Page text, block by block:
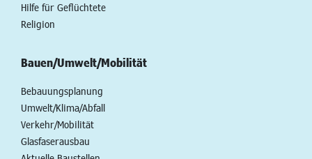
Hilfe für Geflüchtete
Religion
Bauen/Umwelt/Mobilität
Bebauungsplanung
Umwelt/Klima/Abfall
Verkehr/Mobilität
Glasfaserausbau